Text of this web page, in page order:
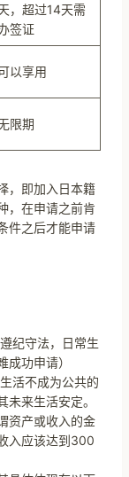
，超过14天需
签证
以享用
限期
，即加入日本籍
，在申请之前肯
件之后才能申请
纪守法，日常生
功申请）
活不成为公共的
来生活安定。
资产或收入的金
入应该达到300